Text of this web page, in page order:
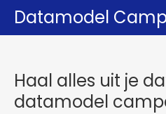
Datamodel
Haal alles uit je
datamodel